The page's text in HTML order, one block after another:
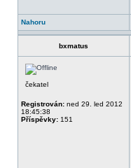
Nahoru
bxmatus
čekatel
Registrován: ned 29. led 2012
18:45:38
Příspěvky: 151